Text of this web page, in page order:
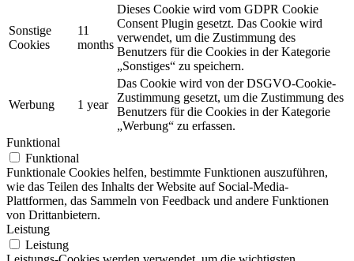
Sonstige
Cookies
11
months
Dieses Cookie wird vom GDPR Cookie
Consent Plugin gesetzt. Das Cookie wird
verwendet, um die Zustimmung des
Benutzers für die Cookies in der Kategorie
„Sonstiges“ zu speichern.
Werbung 1 year
Das Cookie wird von der DSGVO-Cookie-
Zustimmung gesetzt, um die Zustimmung des
Benutzers für die Cookies in der Kategorie
„Werbung“ zu erfassen.
Funktional
Funktional
Funktionale Cookies helfen, bestimmte Funktionen auszuführen,
wie das Teilen des Inhalts der Website auf Social-Media-
Plattformen, das Sammeln von Feedback und andere Funktionen
von Drittanbietern.
Leistung
Leistung